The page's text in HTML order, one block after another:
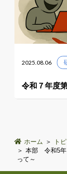
2025.08.06
令和７年度
ホーム
ト
本部 令和5年
って～